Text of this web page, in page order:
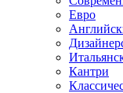
Евро
Кантри